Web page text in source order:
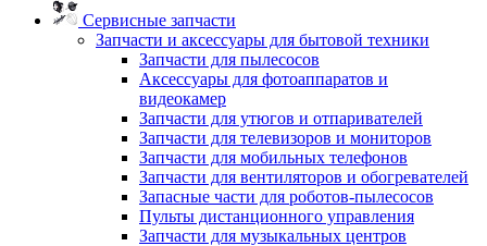
Сервисные запчасти
Запчасти и аксессуары для бытовой техники
Запчасти для пылесосов
Аксессуары для фотоаппаратов и
видеокамер
Запчасти для утюгов и отпаривателей
Запчасти для телевизоров и мониторов
Запчасти для мобильных телефонов
Запчасти для вентиляторов и обогревателей
Запасные части для роботов-пылесосов
Пульты дистанционного управления
Запчасти для музыкальных центров